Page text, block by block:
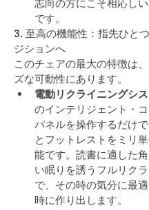
志向の方にこそ相応し
です。
3. 至高の機能性：指先ひと
ジションへ
このチェアの最大の特徴は
ズな可動性にあります。
電動リクライニングシス
のインテリジェント・
パネルを操作するだけ
とフットレストをミリ
能です。読書に適した
い眠りを誘うフルリク
で、その時の気分に最
時に作り出します。